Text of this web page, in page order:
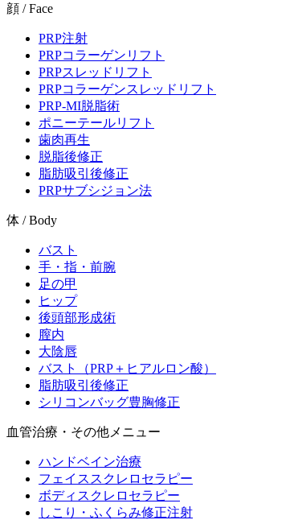
顔 / Face
PRP注射
PRPコラーゲンリフト
PRPスレッドリフト
PRPコラーゲンスレッドリフト
PRP-MI脱脂術
ポニーテールリフト
歯肉再生
脱脂後修正
脂肪吸引後修正
PRPサブシジョン法
体 / Body
バスト
手・指・前腕
足の甲
ヒップ
後頭部形成術
膣内
大陰唇
バスト（PRP＋ヒアルロン酸）
脂肪吸引後修正
シリコンバッグ豊胸修正
血管治療・その他メニュー
ハンドベイン治療
フェイススクレロセラピー
ボディスクレロセラピー
しこり・ふくらみ修正注射